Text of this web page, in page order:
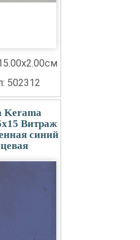
502312
Kerama
Витраж
синий